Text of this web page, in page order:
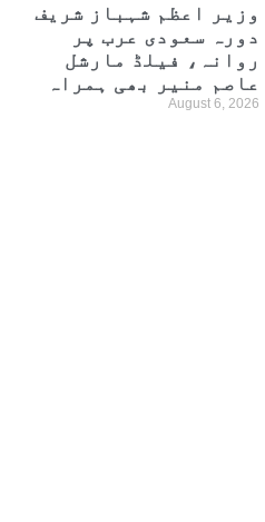
وزیر اعظم شہباز شریف
دورہ سعودی عرب پر
روانہ، فیلڈ مارشل
عاصم منیر بھی ہمراہ
August 6, 2026